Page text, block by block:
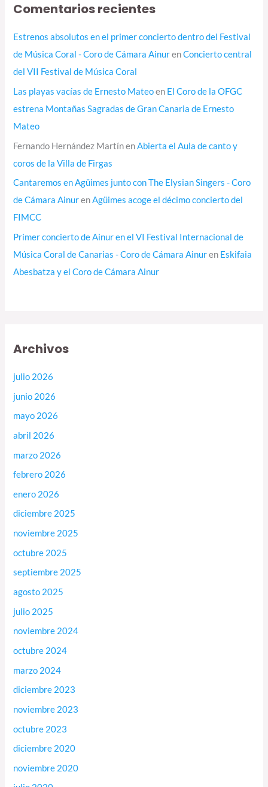
Comentarios recientes
Estrenos absolutos en el primer concierto dentro del Festival
de Música Coral - Coro de Cámara AinurenConcierto central
del VII Festival de Música Coral
Las playas vacías de Ernesto Mateoen El Coro de la OFGC
estrena Montañas Sagradas de Gran Canaria de Ernesto
Mateo
Fernando Hernández MartínenAbierta el Aula de canto y
coros de la Villa de Firgas
Cantaremos en Agüimes junto con The Elysian Singers - Coro
de Cámara AinurenAgüimes acoge el décimo concierto del
FIMCC
Primer concierto de Ainur en el VI Festival Internacional de
Música Coral de Canarias - Coro de Cámara Ainuren Eskifaia
Abesbatza y el Coro de Cámara Ainur
Archivos
julio 2026
junio 2026
mayo 2026
abril 2026
marzo 2026
febrero 2026
enero 2026
diciembre 2025
noviembre 2025
octubre 2025
septiembre 2025
agosto 2025
julio 2025
noviembre 2024
octubre 2024
marzo 2024
diciembre 2023
noviembre 2023
octubre 2023
diciembre 2020
noviembre 2020